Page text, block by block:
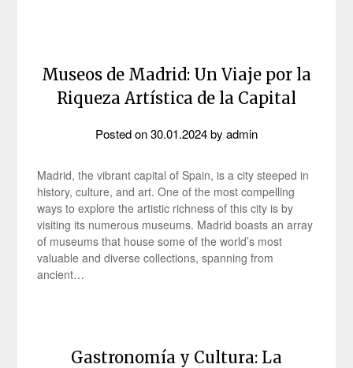
Museos de Madrid: Un Viaje por la
Riqueza Artística de la Capital
Posted on30.01.2024by admin
Madrid, the vibrant capital of Spain, is a city steeped in
history, culture, and art. One of the most compelling
ways to explore the artistic richness of this city is by
visiting its numerous museums. Madrid boasts an array
of museums that house some of the world’s most
valuable and diverse collections, spanning from
ancient…
Gastronomía y Cultura: La